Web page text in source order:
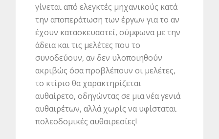
γίνεται από ελεγκτές μηχανικούς κατά
την αποπεράτωση των έργων για το αν
έχουν κατασκευαστεί, σύμφωνα με την
άδεια και τις μελέτες που το
συνοδεύουν, αν δεν υλοποιηθούν
ακριβώς όσα προβλέπουν οι μελέτες,
το κτίριο θα χαρακτηρίζεται
αυθαίρετο, οδηγώντας σε μια νέα γενιά
αυθαιρέτων, αλλά χωρίς να υφίσταται
πολεοδομικές αυθαιρεσίες!